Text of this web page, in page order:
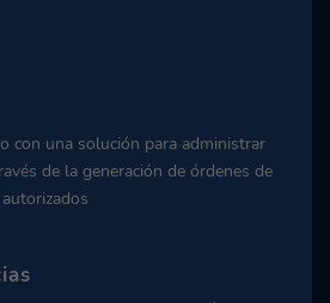
con una solución para administrar
de la generación de órdenes de